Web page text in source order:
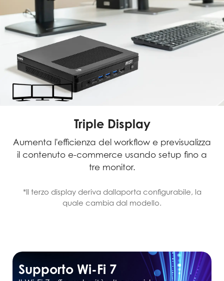
Triple Display
Aumenta l'efficienza del workflow e previsualizza
il contenuto e-commerce usando setup fino a
tre monitor.
*Il terzo display deriva dallaporta configurabile, la
quale cambia dal modello.
Supporto Wi-Fi 7